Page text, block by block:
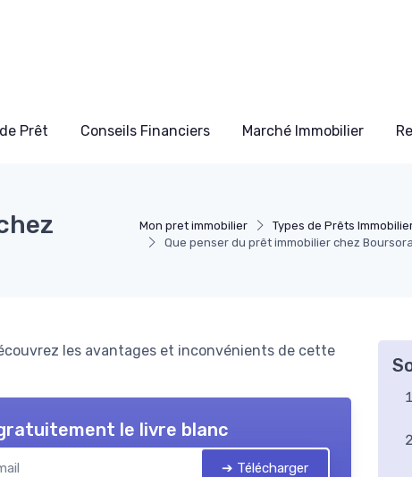
Prêt Conseils Financiers Marché Immobilier
Mon pret immobilier Types de Prêts
Que penser du prêt immobilier chez
les avantages et inconvénients de cette
le livre blanc
➔ Télécharger